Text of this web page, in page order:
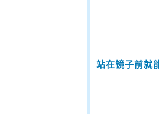
站在镜子前就